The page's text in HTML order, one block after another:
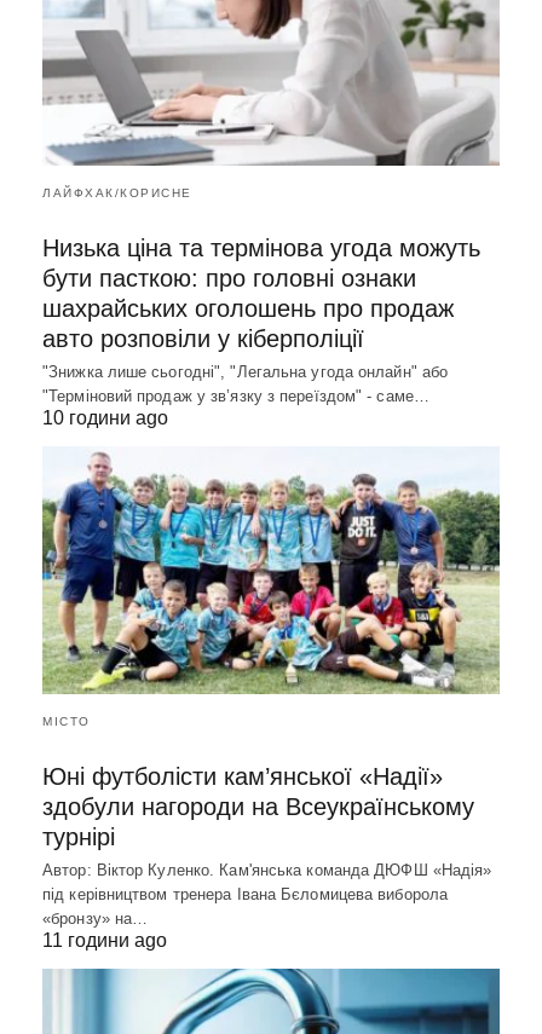
ЛАЙФХАК/КОРИСНЕ
Низька ціна та термінова угода можуть
бути пасткою: про головні ознаки
шахрайських оголошень про продаж
авто розповіли у кіберполіції
"Знижка лише сьогодні", "Легальна угода онлайн" або
"Терміновий продаж у зв’язку з переїздом" - саме…
10 години ago
МІСТО
Юні футболісти кам’янської «Надії»
здобули нагороди на Всеукраїнському
турнірі
Автор: Віктор Куленко. Кам'янська команда ДЮФШ «Надія»
під керівництвом тренера Івана Бєломицева виборола
«бронзу» на…
11 години ago